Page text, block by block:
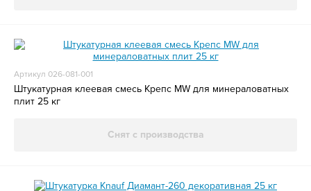
Артикул 026-081-001
Штукатурная клеевая смесь Крепс MW для минераловатных
плит 25 кг
Снят с производства